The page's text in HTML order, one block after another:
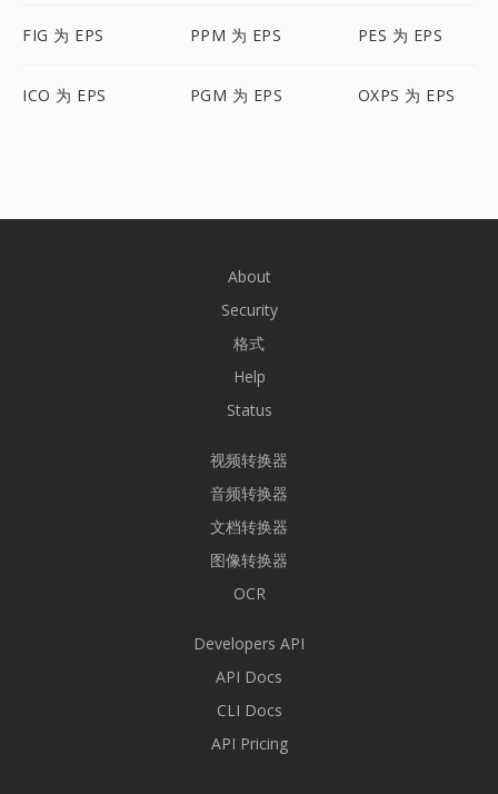
FIG 为 EPS PPM 为 EPS PES 为 EPS
ICO 为 EPS PGM 为 EPS OXPS 为 EPS
About
Security
格式
Help
Status
视频转换器
音频转换器
文档转换器
图像转换器
OCR
Developers API
API Docs
CLI Docs
API Pricing